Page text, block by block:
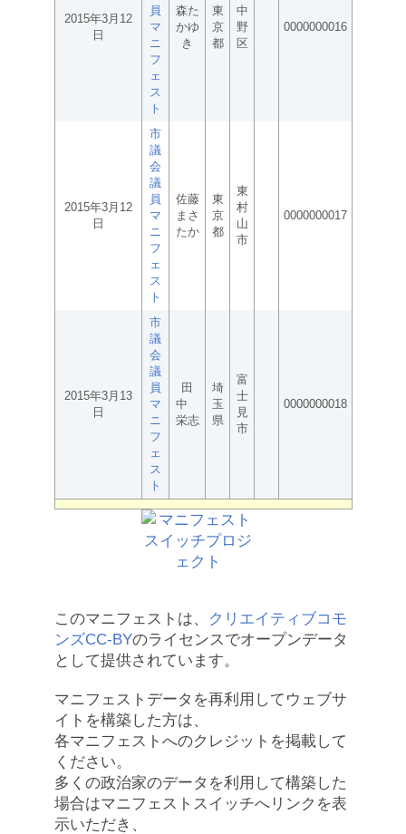
2015年3月12
日
員
マ
ニ
フ
ェ
ス
ト
森た
かゆ
き
東
京
都
中
野
区
0000000016
2015年3月12
日
市
議
会
議
員
マ
ニ
フ
ェ
ス
ト
佐藤
まさ
たか
東
京
都
東
村
山
市
0000000017
2015年3月13
日
市
議
会
議
員
マ
ニ
フ
ェ
ス
ト
田
中
栄志
埼
玉
県
富
士
見
市
0000000018
このマニフェストは、
クリエイティブコモ
ンズCC-BYのライセンスでオープンデータ
として提供されています。
マニフェストデータを再利用してウェブサ
イトを構築した方は、
各マニフェストへのクレジットを掲載して
ください。
多くの政治家のデータを利用して構築した
場合はマニフェストスイッチへリンクを表
示いただき、